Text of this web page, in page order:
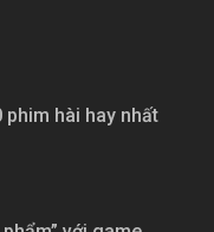
hài hay nhất